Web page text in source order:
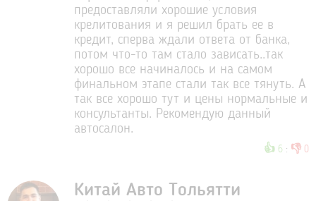
предоставляли хорошие условия
крелитования и я решил брать ее в
кредит, сперва ждали ответа от банка,
потом что-то там стало зависать..так
хорошо все начиналось и на самом
финальном этапе стали так все тянуть. А
так все хорошо тут и цены нормальные и
консультанты. Рекомендую данный
автосалон.
👍 6 : 👎 0
Китай Авто Тольятти